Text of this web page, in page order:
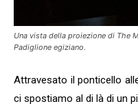
Una vista della proiezione di The
Padiglione egiziano.
Attravesato il ponticello
ci spostiamo al di là di un